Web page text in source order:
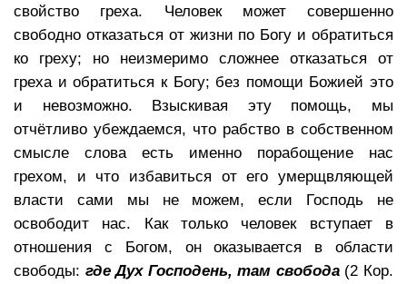
свойство греха. Человек может совершенно
свободно отказаться от жизни по Богу и обратиться
ко греху; но неизмеримо сложнее отказаться от
греха и обратиться к Богу; без помощи Божией это
и невозможно. Взыскивая эту помощь, мы
отчётливо убеждаемся, что рабство в собственном
смысле слова есть именно порабощение нас
грехом, и что избавиться от его умерщвляющей
власти сами мы не можем, если Господь не
освободит нас. Как только человек вступает в
отношения с Богом, он оказывается в области
свободы: где Дух Господень, там свобода(2 Кор.